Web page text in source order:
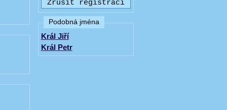
Podobná jména
Král Jiří
Král Petr